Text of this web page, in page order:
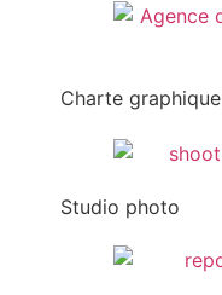
Charte graphique
Studio photo